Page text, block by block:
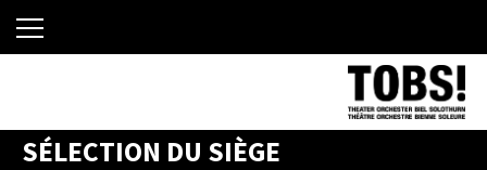
SÉLECTION DU SIÈGE